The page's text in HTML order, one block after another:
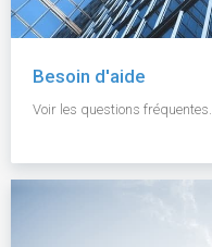
Besoin d'aide
Voir les questions fréquentes.